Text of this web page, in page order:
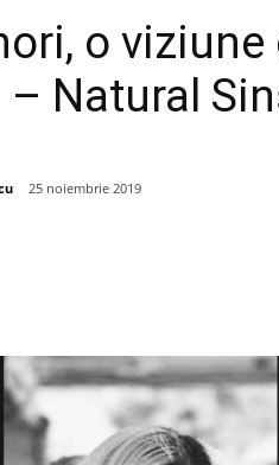
o
Natural
25 noiembrie 2019